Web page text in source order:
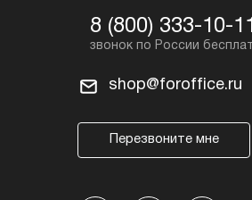
8 (800) 333-10-11
shop@foroffice.ru
Перезвоните мне